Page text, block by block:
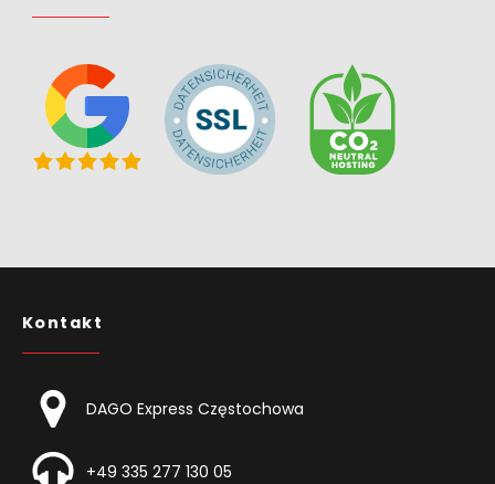
Kontakt
DAGO Express Częstochowa
+49 335 277 130 05